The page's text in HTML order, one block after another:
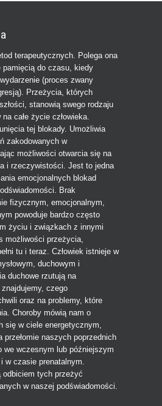
terapeutycznych. Polega ona
pamięcią do czasu, kiedy
(proces zwany
Przeżycia, których
stanowią swego rodzaju
całe życie człowieka.
tej blokady. Umożliwia
zakodowanych w
możliwości otwarcia się na
i rzeczywistości. Jest to jedna
emocjonalnych blokad
Brak
fizycznym, emocjonalnym,
powoduje bardzo często
życiu i związkach z innymi
możliwości przeżycia,
tu i teraz. Człowiek istnieje w
duchowym i
duchowe rzutują na
czego
oraz na problemy, które
Choroby mówią nam o
się w ciele energetycznym,
przełomie naszych poprzednich
we wczesnym lub późniejszym
w czasie prenatalnym.
odbiciem tych przeżyć
w naszej podświadomości.